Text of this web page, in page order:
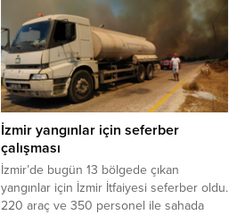
İzmir yangınlar için seferber
çalışması
İzmir’de bugün 13 bölgede çıkan
yangınlar için İzmir İtfaiyesi seferber oldu.
220 araç ve 350 personel ile sahada